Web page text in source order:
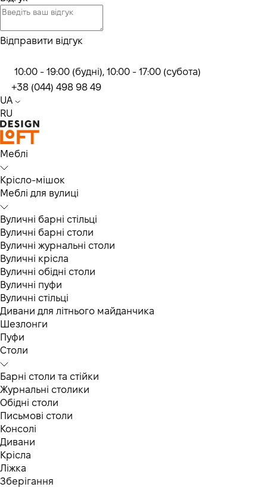
Відправити відгук
10:00 - 19:00 (будні), 10:00 - 17:00 (субота)
+38 (044) 498 98 49
UA
RU
Меблі
Крісло-мішок
Меблі для вулиці
Вуличні барні стільці
Вуличні барні столи
Вуличні журнальні столи
Вуличні крісла
Вуличні обідні столи
Вуличні пуфи
Вуличні стільці
Дивани для літнього майданчика
Шезлонги
Пуфи
Столи
Барні столи та стійки
Журнальні столики
Обідні столи
Письмові столи
Консолі
Дивани
Крісла
Ліжка
Зберігання